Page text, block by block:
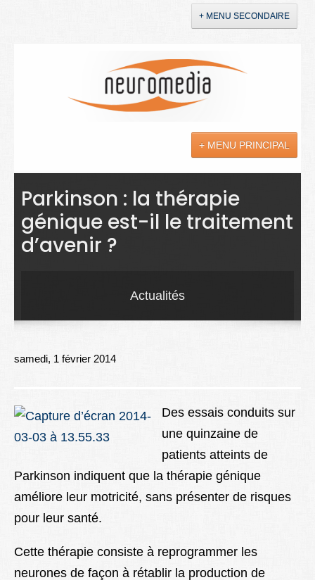
+ MENU SECONDAIRE
+ MENU PRINCIPAL
Actualités
Sciences
Maladies
Better Health
Parkinson : la thérapie
génique est-il le traitement
d’avenir ?
Actualités
samedi, 1 février 2014
Des essais conduits sur
une quinzaine de
patients atteints de
Parkinson indiquent que la thérapie génique
améliore leur motricité, sans présenter de risques
pour leur santé.
Cette thérapie consiste à reprogrammer les
neurones de façon à rétablir la production de